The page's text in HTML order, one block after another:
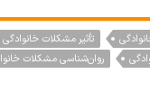
تأثیر مشکلات خانوادگی
روان‌شناسی مشکلات